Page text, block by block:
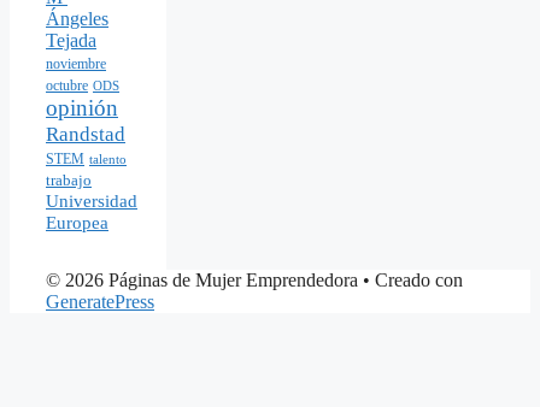
Ángeles
Tejada
noviembre
octubre ODS
opinión
Randstad
STEM talento
trabajo
Universidad
Europea
© 2026 Páginas de Mujer Emprendedora • Creado con
GeneratePress